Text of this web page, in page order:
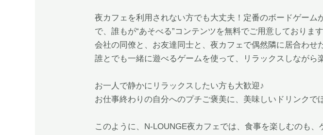
夜カフェを利用されない方でも大丈夫！定番のボードゲー
で、誰もが“あそべる”コンテンツを無料でご用意しております
会社の同僚と、お友達同士と、夜カフェで偶然隣に居合わせ
誰とでも一緒に遊べるゲームを使って、リラックスしながら
お一人で静かにリラックスしたい方も大歓迎♪
お仕事終わりの自分へのプチご褒美に、美味しいドリンクで
このように、N-LOUNGE夜カフェでは、食事を楽しむのも